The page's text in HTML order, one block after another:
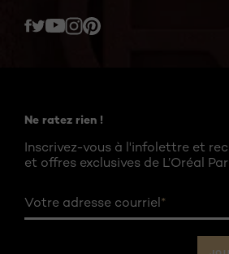
Twitter
Ne ratez rien !
Inscrivez-vous à l'infolettre et
et offres exclusives de L’Oréal
Votre adresse courriel*